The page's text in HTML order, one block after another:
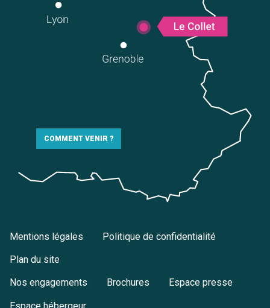
COMMENT VENIR ?
Mentions légales Politique de confidentialité
Plan du site
Nos engagements Brochures Espace presse
Espace hébergeur